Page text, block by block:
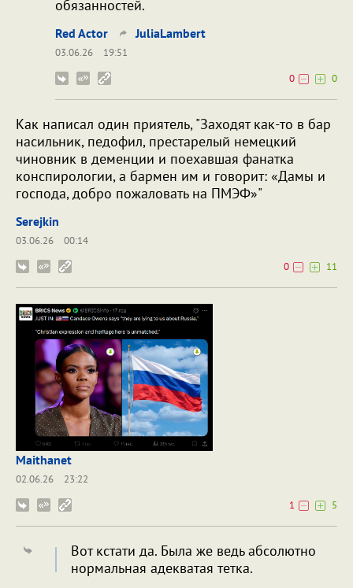
обязанностей.
Red Actor JuliaLambert
03.06.26
19:51
0
0
Как написал один приятель, "Заходят как-то в бар
насильник, педофил, престарелый немецкий
чиновник в деменции и поехавшая фанатка
конспирологии, а бармен им и говорит: «Дамы и
господа, добро пожаловать на ПМЭФ»"
Serejkin
03.06.26
00:14
0
11
Maithanet
02.06.26
23:22
1
5
Вот кстати да. Была же ведь абсолютно
нормальная адекватая тетка.